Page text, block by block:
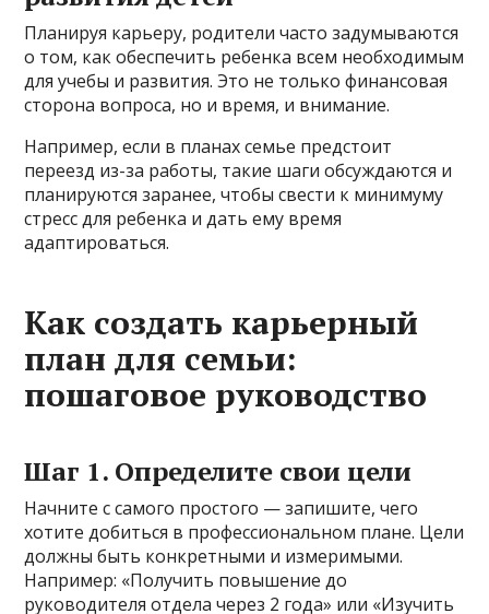
Планируя карьеру, родители часто задумываются
о том, как обеспечить ребенка всем необходимым
для учебы и развития. Это не только финансовая
сторона вопроса, но и время, и внимание.
Например, если в планах семье предстоит
переезд из-за работы, такие шаги обсуждаются и
планируются заранее, чтобы свести к минимуму
стресс для ребенка и дать ему время
адаптироваться.
Как создать карьерный
план для семьи:
пошаговое руководство
Шаг 1. Определите свои цели
Начните с самого простого — запишите, чего
хотите добиться в профессиональном плане. Цели
должны быть конкретными и измеримыми.
Например: «Получить повышение до
руководителя отдела через 2 года» или «Изучить